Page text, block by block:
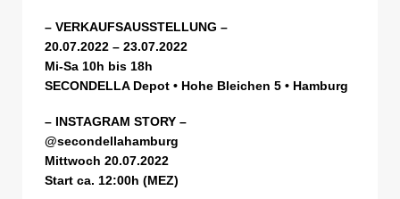
– VERKAUFSAUSSTELLUNG –
20.07.2022 – 23.07.2022
Mi-Sa 10h bis 18h
SECONDELLA Depot • Hohe Bleichen 5 • Hamburg
– INSTAGRAM STORY –
@secondellahamburg
Mittwoch 20.07.2022
Start ca. 12:00h (MEZ)